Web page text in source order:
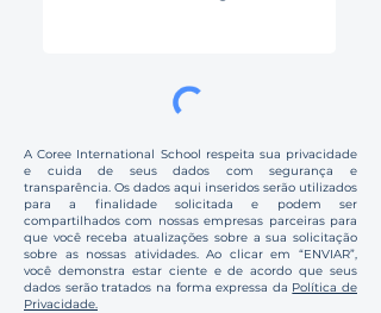
A Coree International School respeita sua privacidade
e cuida de seus dados com segurança e
transparência. Os dados aqui inseridos serão utilizados
para a finalidade solicitada e podem ser
compartilhados com nossas empresas parceiras para
que você receba atualizações sobre a sua solicitação
sobre as nossas atividades. Ao clicar em “ENVIAR”,
você demonstra estar ciente e de acordo que seus
dados serão tratados na forma expressa da Política de
Privacidade.